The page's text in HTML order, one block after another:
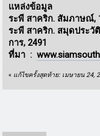
แหล่งข้อมูล
ระพี สาคริก. สัมภาษณ์,
ระพี สาคริก. สมุดประวั
การ, 2491
ที่มา :
« แก้ไขครั้งสุดท้าย: เมษายน 24,